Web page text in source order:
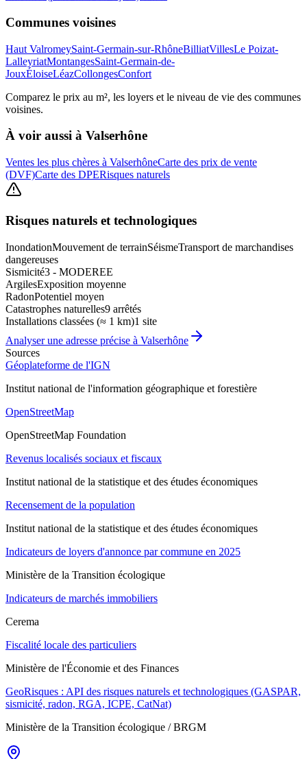
Communes voisines
Haut ValromeySaint-Germain-sur-RhôneBilliatVillesLe Poizat-
LalleyriatMontangesSaint-Germain-de-
JouxÉloiseLéazCollongesConfort
Comparez le prix au m², les loyers et le niveau de vie des communes
voisines.
À voir aussi à Valserhône
Ventes les plus chères à ValserhôneCarte des prix de vente
(DVF)Carte des DPERisques naturels
Risques naturels et technologiques
InondationMouvement de terrainSéismeTransport de marchandises
dangereuses
Sismicité3 - MODEREE
ArgilesExposition moyenne
RadonPotentiel moyen
Catastrophes naturelles9 arrêtés
Installations classées (≈ 1 km)1 site
Analyser une adresse précise à Valserhône
Sources
Géoplateforme de l'IGN
Institut national de l'information géographique et forestière
OpenStreetMap
OpenStreetMap Foundation
Revenus localisés sociaux et fiscaux
Institut national de la statistique et des études économiques
Recensement de la population
Institut national de la statistique et des études économiques
Indicateurs de loyers d'annonce par commune en 2025
Ministère de la Transition écologique
Indicateurs de marchés immobiliers
Cerema
Fiscalité locale des particuliers
Ministère de l'Économie et des Finances
GeoRisques : API des risques naturels et technologiques (GASPAR,
sismicité, radon, RGA, ICPE, CatNat)
Ministère de la Transition écologique / BRGM